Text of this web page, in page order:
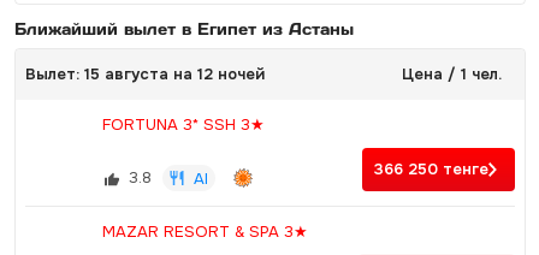
Ближайший вылет в Египет из Астаны
Вылет: 15 августа на 12 ночей Цена / 1 чел.
FORTUNA 3* SSH 3★
3.8 AI 366 250 тенге
MAZAR RESORT & SPA 3★